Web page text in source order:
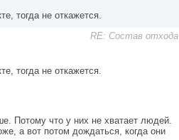
тогда не откажется.
RE: Состав отхода
тогда не откажется.
Потому что у них не хватает людей.
а вот потом дождаться, когда они